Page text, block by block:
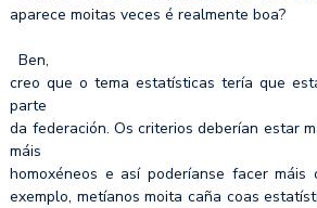
aparece moitas veces é realmente boa?
Ben,
creo que o tema estatísticas tería que
parte
da federación. Os criterios deberían estar
máis
homoxéneos e así poderíanse facer máis
exemplo, metíanos moita caña coas